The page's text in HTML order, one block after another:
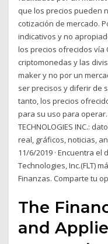
que los precios pueden
cotización de mercado.
indicativos y no
los precios ofrecidos vía
criptomonedas y las
maker y no por un
ser precisos y diferir de
tanto, los precios
para su uso para operar.
TECHNOLOGIES INC.:
real, gráficos, noticias,
11/6/2019 · Encuentra
Technologies, Inc.(FLT)
Finanzas. Comparte tu
The
and